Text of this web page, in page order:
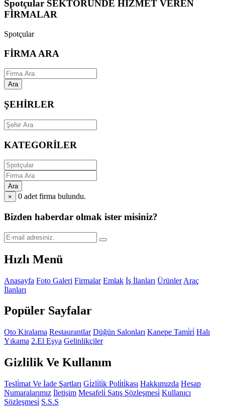
Spotçular SEKTÖRÜNDE HİZMET VEREN
FİRMALAR
Spotçular
FİRMA ARA
Ara
ŞEHİRLER
KATEGORİLER
Ara
×
0 adet firma bulundu.
Bizden haberdar olmak ister misiniz?
Hızlı Menü
Anasayfa Foto Galeri Firmalar Emlak İş İlanları Ürünler Araç
İlanları
Popüler Sayfalar
Oto Kiralama Restaurantlar Düğün Salonları Kanepe Tami̇ri̇ Halı
Yıkama 2.El Eşya Gelinlikçiler
Gizlilik Ve Kullanım
Tesli̇mat Ve İade Şartları Gi̇zli̇li̇k Poli̇ti̇kası Hakkımızda Hesap
Numaralarımız İletişim Mesafeli̇ Satış Sözleşmesi̇ Kullanıcı
Sözleşmesi̇ S.S.S